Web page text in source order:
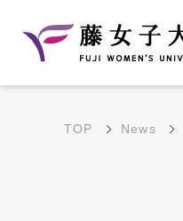
TOP News